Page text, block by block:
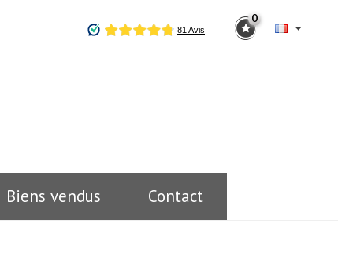
0
Biens vendus Contact